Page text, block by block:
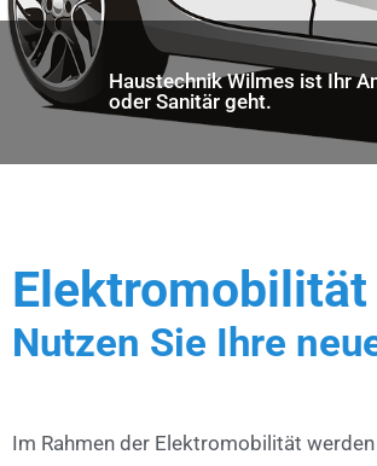
Haustechnik Wilmes ist Ihr
oder Sanitär geht.
Elektromobilität
Nutzen Sie Ihre
Im Rahmen der Elektromobilität